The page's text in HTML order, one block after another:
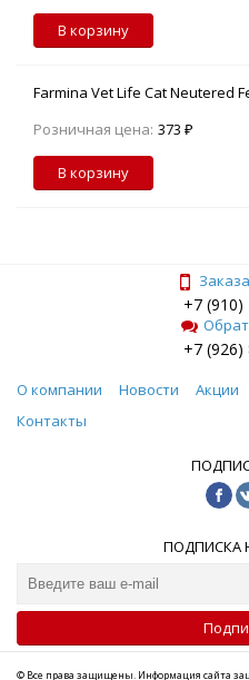
В корзину
Farmina Vet Life Cat Neutered
Розничная цена: 373 ₽
В корзину
+7 (910)
+7 (926)
О компании Новости Акции
Контакты
ПОДПИСКА
© Все права защищены. Информация сайта